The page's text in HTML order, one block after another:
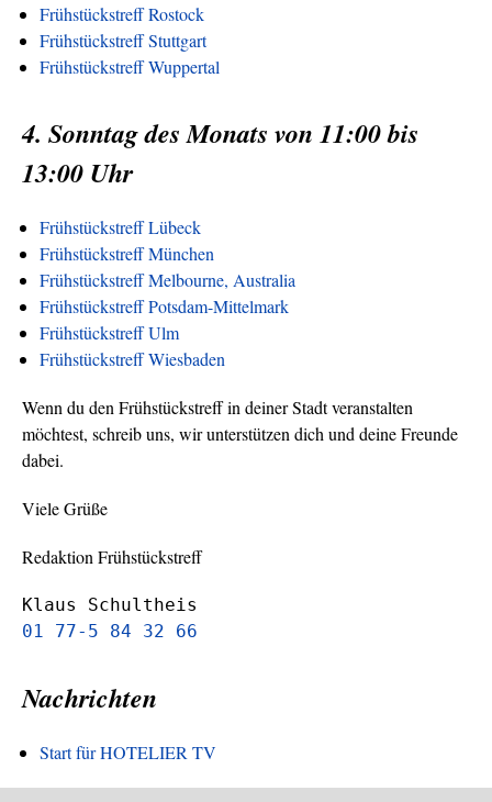
Frühstückstreff Rostock
Frühstückstreff Stuttgart
Frühstückstreff Wuppertal
4. Sonntag des Monats von 11:00 bis
13:00 Uhr
Frühstückstreff Lübeck
Frühstückstreff München
Frühstückstreff Melbourne, Australia
Frühstückstreff Potsdam-Mittelmark
Frühstückstreff Ulm
Frühstückstreff Wiesbaden
Wenn du den Frühstückstreff in deiner Stadt veranstalten
möchtest, schreib uns, wir unterstützen dich und deine Freunde
dabei.
Viele Grüße
Redaktion Frühstückstreff
Klaus Schultheis
01 77-5 84 32 66
Nachrichten
Start für HOTELIER TV